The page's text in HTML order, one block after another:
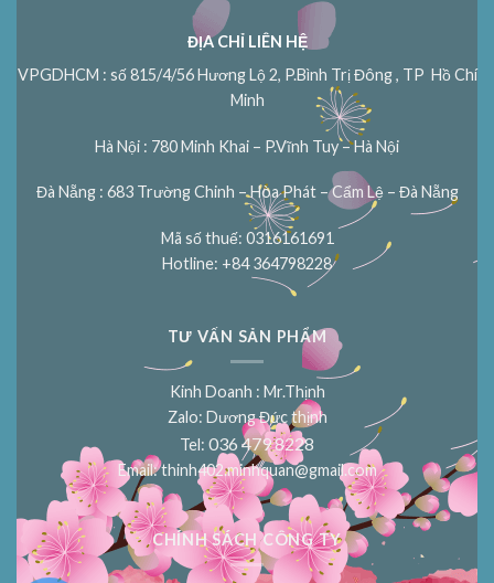
ĐỊA CHỈ LIÊN HỆ
VPGDHCM : số 815/4/56 Hương Lộ 2, P.Bình Trị Đông , TP Hồ Chí
Minh
Hà Nội : 780 Minh Khai – P.Vĩnh Tuy – Hà Nội
Đà Nẵng : 683 Trường Chinh – Hòa Phát – Cẩm Lệ – Đà Nẵng
Mã số thuế: 0316161691
Hotline: +84 364798228
TƯ VẤN SẢN PHẨM
Kinh Doanh : Mr.Thịnh
Zalo: Dương Đức thịnh
Tel: 036 479 8228
Email:thinh402.minhquan@gmail.com
CHÍNH SÁCH CÔNG TY